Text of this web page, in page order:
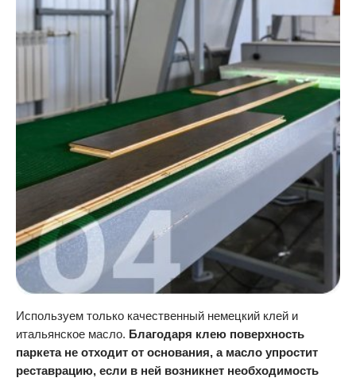
Используем только качественный немецкий клей и
итальянское масло. Благодаря клею поверхность
паркета не отходит от основания, а масло упростит
реставрацию, если в ней возникнет необходимость